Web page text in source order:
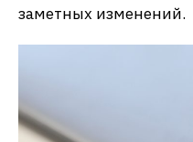
заметных изменений.